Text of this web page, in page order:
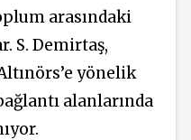
arasındaki
S. Demirtaş,
yönelik
alanlarında